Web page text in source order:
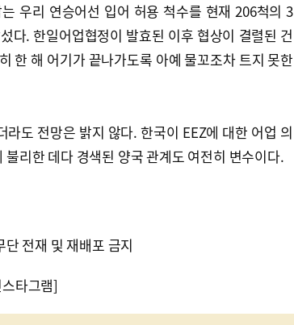
우리 연승어선 입어 허용 척수를 현재 206척의 3
다. 한일어업협정이 발효된 이후 협상이 결렬된 건
한 해 어기가 끝나가도록 아예 물꼬조차 트지 못한
도 전망은 밝지 않다. 한국이 EEZ에 대한 어업 의
리한 데다 경색된 양국 관계도 여전히 변수이다.
전재 및 재배포 금지
타그램]